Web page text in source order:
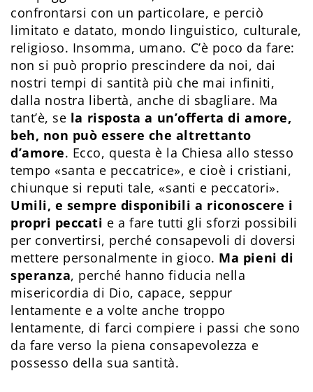
confrontarsi con un particolare, e perciò
limitato e datato, mondo linguistico, culturale,
religioso. Insomma, umano. C’è poco da fare:
non si può proprio prescindere da noi, dai
nostri tempi di santità più che mai infiniti,
dalla nostra libertà, anche di sbagliare. Ma
tant’è, se la risposta a un’offerta di amore,
beh, non può essere che altrettanto
d’amore. Ecco, questa è la Chiesa allo stesso
tempo «santa e peccatrice», e cioè i cristiani,
chiunque si reputi tale, «santi e peccatori».
Umili, e sempre disponibili a riconoscere i
propri peccati e a fare tutti gli sforzi possibili
per convertirsi, perché consapevoli di doversi
mettere personalmente in gioco. Ma pieni di
speranza, perché hanno fiducia nella
misericordia di Dio, capace, seppur
lentamente e a volte anche troppo
lentamente, di farci compiere i passi che sono
da fare verso la piena consapevolezza e
possesso della sua santità.